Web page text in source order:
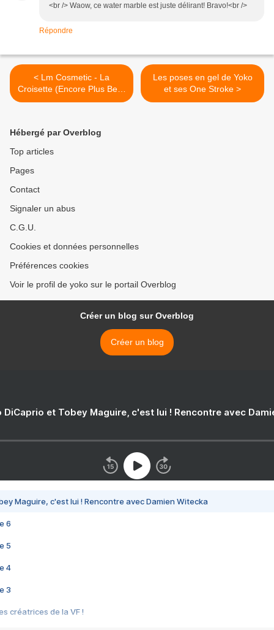
<br /> Waow, ce water marble est juste délirant! Bravo!<br />
Répondre
< Lm Cosmetic - La
Croisette (Encore Plus Belle
la Vie)
Les poses en gel de Yoko
et ses One Stroke >
Hébergé par Overblog
Top articles
Pages
Contact
Signaler un abus
C.G.U.
Cookies et données personnelles
Préférences cookies
Voir le profil de yoko sur le portail Overblog
Créer un blog sur Overblog
Créer un blog
DiCaprio et Tobey Maguire, c'est lui ! Rencontre avec
Maguire, c'est lui ! Rencontre avec Damien Witecka
6
5
4
3
créatrices de la VF !